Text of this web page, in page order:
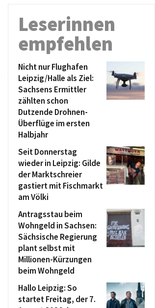
Leserinnen
empfehlen
Nicht nur Flughafen
Leipzig/Halle als Ziel:
Sachsens Ermittler
zählten schon
Dutzende Drohnen-
Überflüge im ersten
Halbjahr
Seit Donnerstag
wieder in Leipzig: Gilde
der Marktschreier
gastiert mit Fischmarkt
am Völki
Antragsstau beim
Wohngeld in Sachsen:
Sächsische Regierung
plant selbst mit
Millionen-Kürzungen
beim Wohngeld
Hallo Leipzig: So
startet Freitag, der 7.